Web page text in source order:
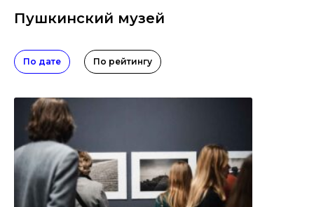
Пушкинский музей
По дате По рейтингу